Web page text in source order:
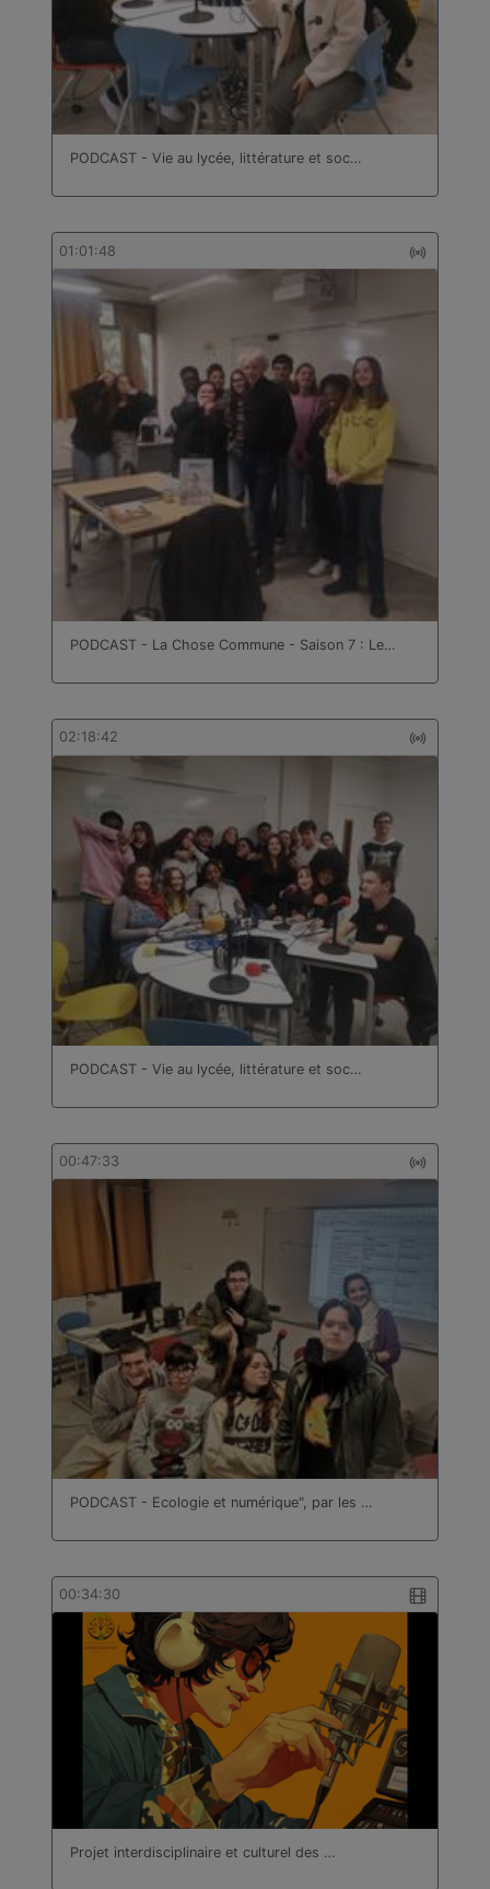
PODCAST - Vie au lycée, littérature et soc…
01:01:48
PODCAST - La Chose Commune - Saison 7 : Le…
02:18:42
PODCAST - Vie au lycée, littérature et soc…
00:47:33
PODCAST - Ecologie et numérique", par les …
00:34:30
Projet interdisciplinaire et culturel des …